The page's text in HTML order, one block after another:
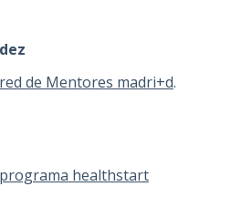
de Mentores madri+d.
healthstart